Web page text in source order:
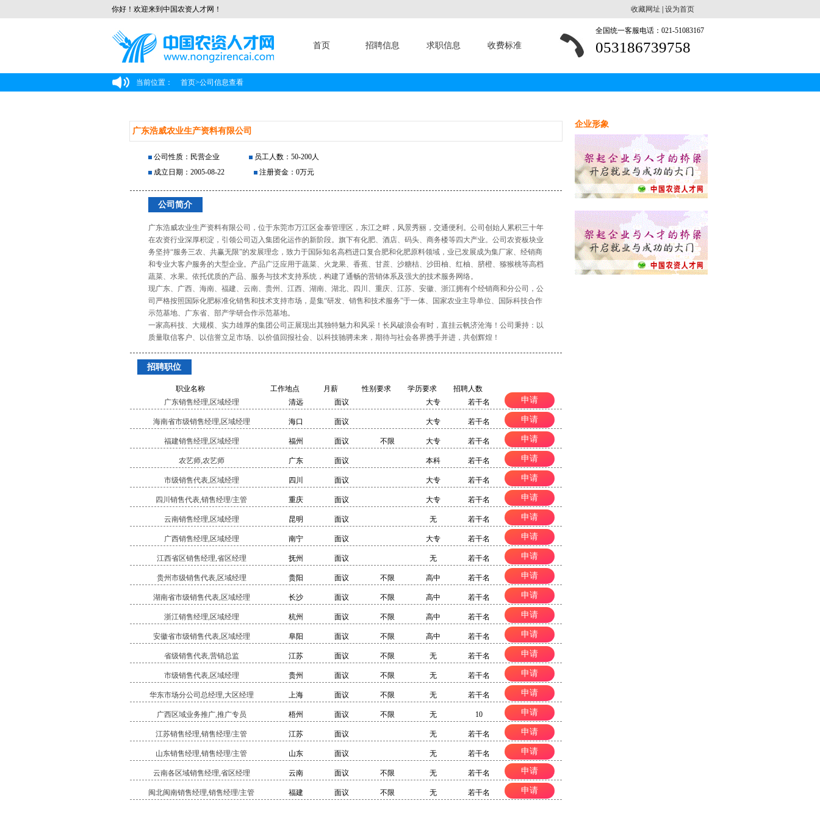
你好！欢迎来到中国农资人才网！ 收藏网址 设为首页
首页 招聘信息 求职信息 收费标准
全国统一客服电话：021-51083167
053186739758
当前位置： 首页>公司信息查看
广东浩威农业生产资料有限公司
公司性质：民营企业
员工人数：50-200人
成立日期：2005-08-22
注册资金：0万元
公司简介
广东浩威农业生产资料有限公司，位于东莞市万江区金泰管理区，东江之畔，风景秀丽，交通便利。公司创始人累积三十年
在农资行业深厚积淀，引领公司迈入集团化运作的新阶段。旗下有化肥、酒店、码头、商务楼等四大产业。公司农资板块业
务坚持“服务三农、共赢无限”的发展理念，致力于国际知名高档进口复合肥和化肥原料领域，业已发展成为集厂家、经销商
和专业大客户服务的大型企业。产品广泛应用于蔬菜、火龙果、香蕉、甘蔗、沙糖桔、沙田柚、红柚、脐橙、猕猴桃等高档
蔬菜、水果。依托优质的产品、服务与技术支持系统，构建了通畅的营销体系及强大的技术服务网络。
现广东、广西、海南、福建、云南、贵州、江西、湖南、湖北、四川、重庆、江苏、安徽、浙江拥有个经销商和分公司，公
司严格按照国际化肥标准化销售和技术支持市场，是集“研发、销售和技术服务”于一体、国家农业主导单位、国际科技合作
示范基地、广东省、部产学研合作示范基地。
一家高科技、大规模、实力雄厚的集团公司正展现出其独特魅力和风采！长风破浪会有时，直挂云帆济沧海！公司秉持：以
质量取信客户、以信誉立足市场、以价值回报社会、以科技驰骋未来，期待与社会各界携手并进，共创辉煌！
招聘职位
职业名称 工作地点 月薪 性别要求 学历要求
招聘人数
广东销售经理,区域经理
清远 面议 大专 若干名 申请
海南省市级销售经理,区域经理 海口 面议 大专 若干名 申请
福建销售经理,区域经理 福州 面议 不限 大专 若干名 申请
农艺师,农艺师 广东 面议 本科 若干名 申请
市级销售代表,区域经理 四川 面议 大专 若干名 申请
四川销售代表,销售经理/主管 重庆 面议 大专 若干名 申请
云南销售经理,区域经理 昆明 面议 无 若干名 申请
广西销售经理,区域经理 南宁 面议 大专 若干名 申请
江西省区销售经理,省区经理 抚州 面议 无 若干名 申请
贵州市级销售代表,区域经理 贵阳 面议 不限 高中 若干名 申请
湖南省市级销售代表,区域经理 长沙 面议 不限 高中 若干名 申请
浙江销售经理,区域经理 杭州 面议 不限 高中 若干名 申请
安徽省市级销售代表,区域经理 阜阳 面议 不限 高中 若干名 申请
省级销售代表,营销总监 江苏 面议 不限 无 若干名 申请
市级销售代表,区域经理 贵州 面议 不限 无 若干名 申请
华东市场分公司总经理,大区经理 上海 面议 不限 无 若干名 申请
广西区域业务推广,推广专员 梧州 面议 不限 无 10 申请
江苏销售经理,销售经理/主管 江苏 面议 无 若干名 申请
山东销售经理,销售经理/主管 山东 面议 无 若干名 申请
云南各区域销售经理,省区经理 云南 面议 不限 无 若干名 申请
闽北闽南销售经理,销售经理/主管 福建 面议 不限 无 若干名 申请
企业形象